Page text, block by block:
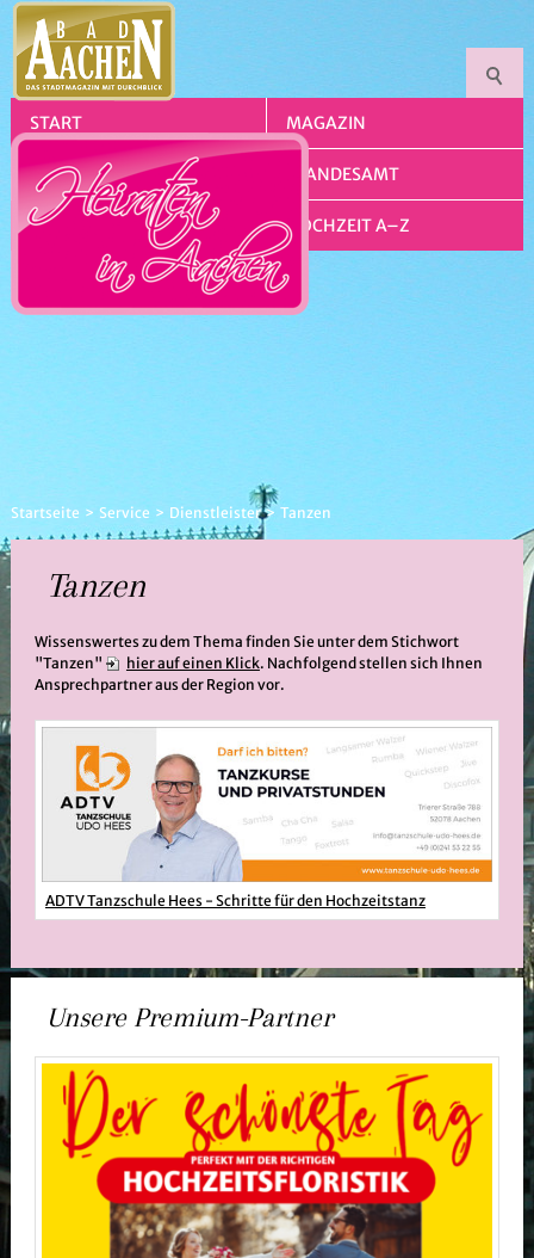
START MAGAZIN
SERVICE STANDESAMT
KIRCHE HOCHZEIT A–Z
Startseite Service Dienstleister Tanzen
Tanzen
Wissenswertes zu dem Thema finden Sie unter dem Stichwort
"Tanzen"
hier auf einen Klick. Nachfolgend stellen sich Ihnen
Ansprechpartner aus der Region vor.
ADTV Tanzschule Hees - Schritte für den Hochzeitstanz
Unsere Premium-Partner